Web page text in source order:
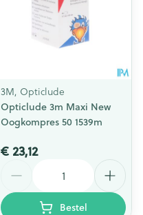
3M, Opticlude
Opticlude 3m Maxi New
Oogkompres 50 1539m
€ 23,12
Bestel